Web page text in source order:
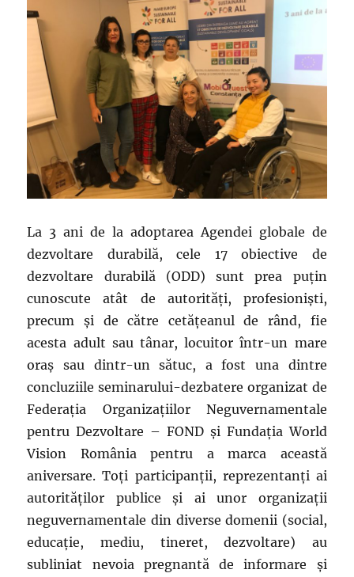
La 3 ani de la adoptarea Agendei globale de
dezvoltare durabilă, cele 17 obiective de
dezvoltare durabilă (ODD) sunt prea puțin
cunoscute atât de autorități, profesioniști,
precum și de către cetățeanul de rând, fie
acesta adult sau tânar, locuitor într-un mare
oraș sau dintr-un sătuc, a fost una dintre
concluziile seminarului-dezbatere organizat de
Federația Organizațiilor Neguvernamentale
pentru Dezvoltare – FOND și Fundația World
Vision România pentru a marca această
aniversare. Toți participanții, reprezentanți ai
autorităților publice și ai unor organizații
neguvernamentale din diverse domenii (social,
educație, mediu, tineret, dezvoltare) au
subliniat nevoia pregnantă de informare și